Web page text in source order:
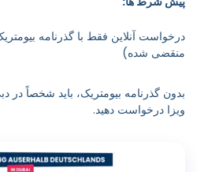
درخواست آنلاین فقط با گذرنامه
منقضی شده)
بدون گذرنامه بیومتریک، باید شخصاً در
ویزا درخواست دهید.